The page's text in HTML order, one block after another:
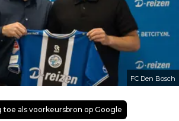
FC Den Bosch
toe als voorkeursbron op Google